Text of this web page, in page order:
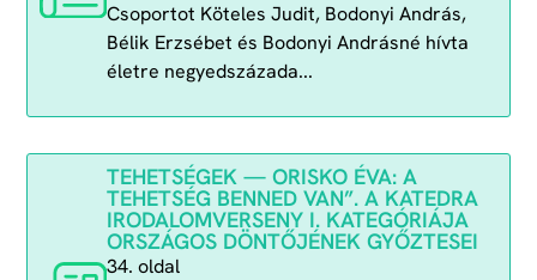
Csoportot Köteles Judit, Bodonyi András,
Bélik Erzsébet és Bodonyi Andrásné hívta
életre negyedszázada...
TEHETSÉGEK — ORISKO ÉVA: A
TEHETSÉG BENNED VAN”. A KATEDRA
IRODALOMVERSENY I. KATEGÓRIÁJA
ORSZÁGOS DÖNTŐJÉNEK GYŐZTESEI
34. oldal